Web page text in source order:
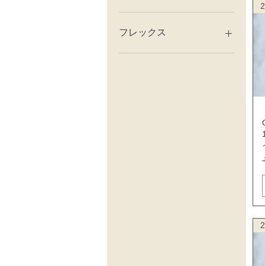
148
148.5
155.5
L
M
フレックス
Regularflex